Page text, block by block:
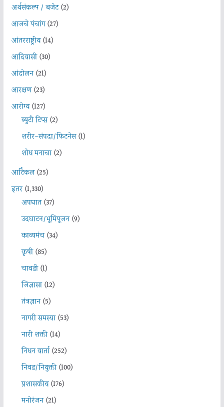
अर्थसंकल्प / बजेट(2)
आजचे पंचांग(27)
आंतरराष्ट्रीय(14)
आदिवासी(30)
आंदोलन(21)
आरक्षण(23)
आरोग्य(127)
ब्युटी टिप्स(2)
शरीर-संपदा/फिटनेस(1)
शोध मनाचा(2)
आर्टिकल(25)
इतर(1,330)
अपघात(37)
उदघाटन/भूमिपूजन(9)
काव्यमंच(34)
कृषी(85)
चावडी(1)
जिज्ञासा(12)
तंत्रज्ञान(5)
नागरी समस्या(53)
नारी शक्ती(14)
निधन वार्ता(252)
निवड/नियुक्ती(100)
प्रशासकीय(176)
मनोरंजन(21)